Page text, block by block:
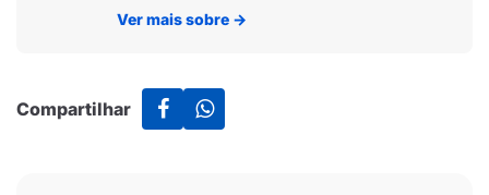
Ver mais sobre →
Compartilhar